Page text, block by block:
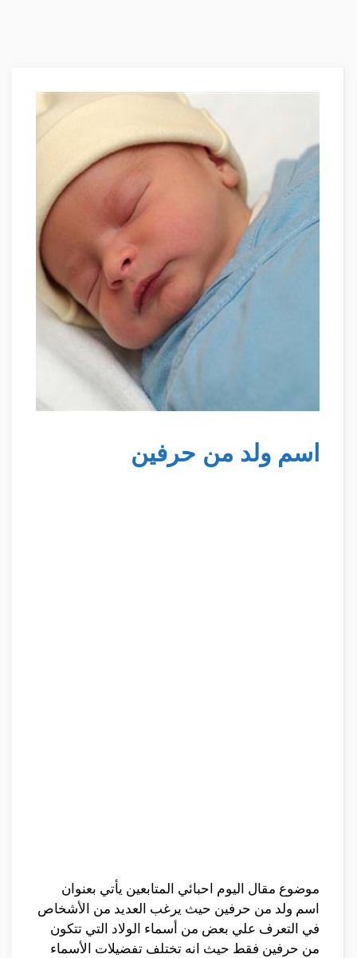
اسم ولد من حرفين
موضوع مقال اليوم احبائي المتابعين يأتي بعنوان
اسم ولد من حرفين حيث يرغب العديد من الأشخاص
في التعرف علي بعض من أسماء الولاد التي تتكون
من حرفين فقط حيث انه تختلف تفضيلات الأسماء